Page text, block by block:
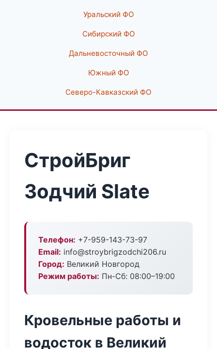
Уральский ФО
Сибирский ФО
Дальневосточный ФО
Южный ФО
Северо-Кавказский ФО
СтройБриг
Зодчий Slate
Телефон: +7-959-143-73-97
Email: info@stroybrigzodchi206.ru
Город: Великий Новгород
Режим работы: Пн-Сб: 08:00–19:00
Кровельные работы и
водосток в Великий